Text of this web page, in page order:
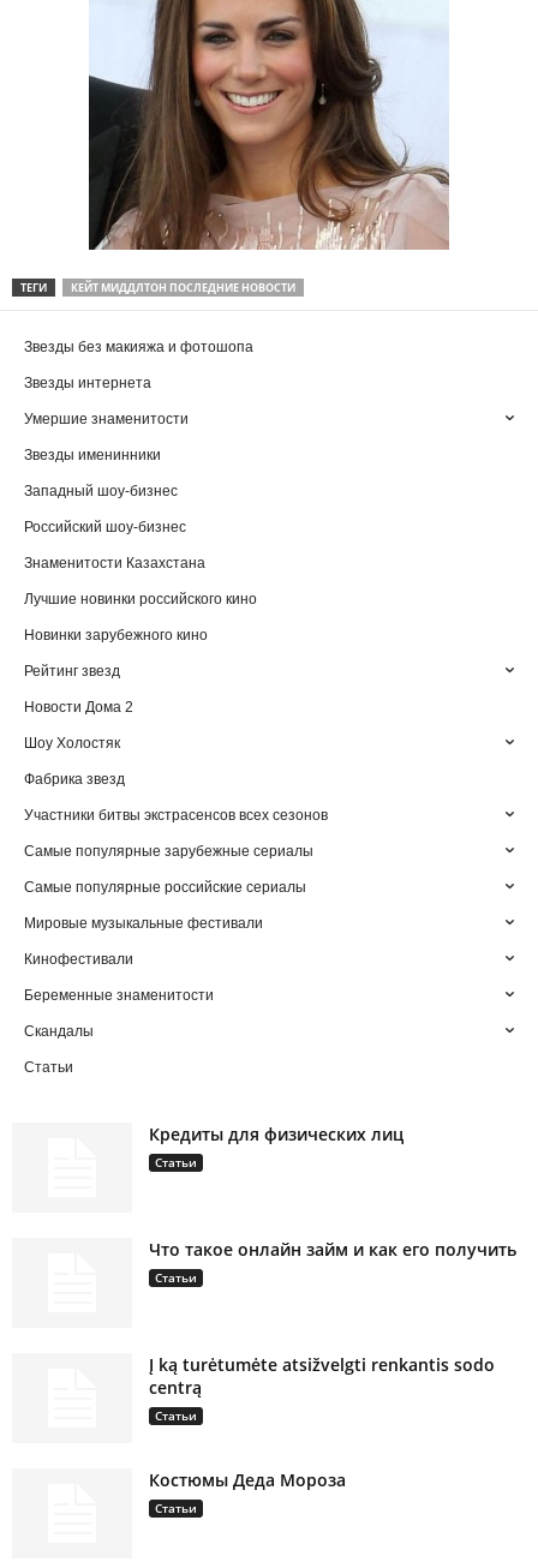
ТЕГИ КЕЙТ МИДДЛТОН ПОСЛЕДНИЕ НОВОСТИ
Звезды без макияжа и фотошопа
Звезды интернета
Умершие знаменитости
Звезды именинники
Западный шоу-бизнес
Российский шоу-бизнес
Знаменитости Казахстана
Лучшие новинки российского кино
Новинки зарубежного кино
Рейтинг звезд
Новости Дома 2
Шоу Холостяк
Фабрика звезд
Участники битвы экстрасенсов всех сезонов
Самые популярные зарубежные сериалы
Самые популярные российские сериалы
Мировые музыкальные фестивали
Кинофестивали
Беременные знаменитости
Скандалы
Статьи
Кредиты для физических лиц
Статьи
Что такое онлайн займ и как его получить
Статьи
Į ką turėtumėte atsižvelgti renkantis sodo
centrą
Статьи
Костюмы Деда Мороза
Статьи